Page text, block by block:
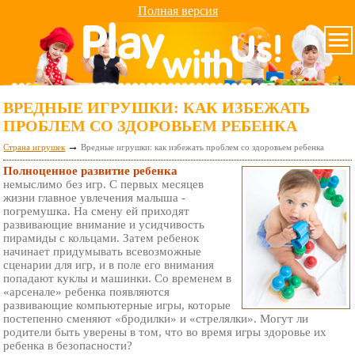
Полная версия
ВРЕДНЫЕ ИГРУШКИ: КАК ИЗБЕЖАТЬ
ПРОБЛЕМ СО ЗДОРОВЬЕМ РЕБЕНКА
Страна игрушек → Вредные игрушки: как избежать проблем со здоровьем ребенка
Полноценное развитие ребенка
немыслимо без игр. С первых месяцев
жизни главное увлечения малыша -
погремушка. На смену ей приходят
развивающие внимание и усидчивость
пирамиды с кольцами. Затем ребенок
начинает придумывать всевозможные
сценарии для игр, и в поле его внимания
попадают куклы и машинки. Со временем в
«арсенале» ребенка появляются
развивающие компьютерные игры, которые
постепенно сменяют «бродилки» и «стрелялки». Могут ли
родители быть уверены в том, что во время игры здоровье их
ребенка в безопасности?